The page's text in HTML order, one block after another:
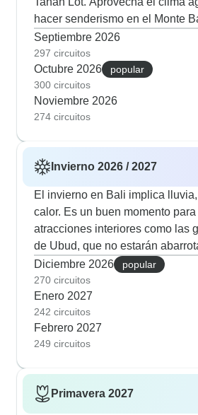
hacer senderismo en el Monte
Septiembre 2026
297 circuitos
Octubre 2026
popular
300 circuitos
Noviembre 2026
274 circuitos
Invierno 2026 / 2027
El invierno en Bali implica
calor. Es un buen momento
atracciones interiores como las
de Ubud, que no estarán
Diciembre 2026
popular
270 circuitos
Enero 2027
242 circuitos
Febrero 2027
249 circuitos
Primavera 2027